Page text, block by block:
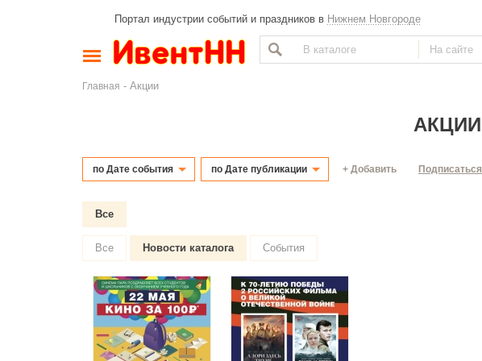
Портал индустрии событий и праздников в Нижнем Новгороде
Главная - Акции
АКЦИИ
по Дате события по Дате публикации + Добавить Подписаться
Все
Все Новости каталога События